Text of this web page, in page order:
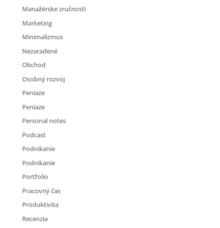
Manažérske zručnosti
Marketing
Minimalizmus
Nezaradené
Obchod
Osobný rozvoj
Peniaze
Peniaze
Personal notes
Podcast
Podnikanie
Podnikanie
Portfolio
Pracovný čas
Produktivita
Recenzia